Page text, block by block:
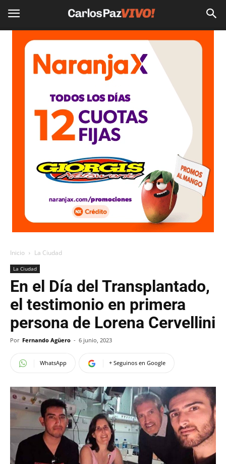
Inicio La Ciudad
La Ciudad
En el Día del Transplantado,
el testimonio en primera
persona de Lorena Cervellini
Por Fernando Agüero - 6 junio, 2023
WhatsApp + Seguinos en Google